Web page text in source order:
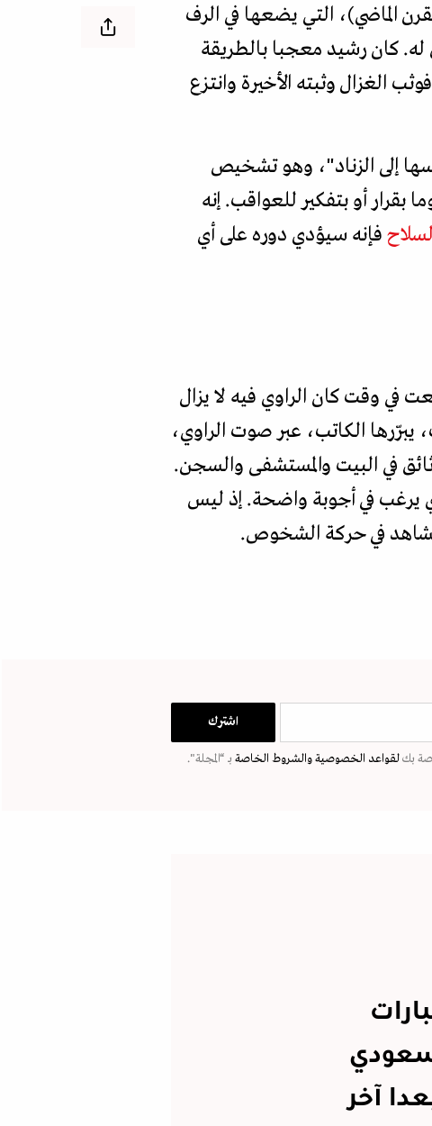
(حوالى منتصف ثمانينات القرن الماضي)، التي يضعها في الرف
كان رشيد معجبا بالطريقة
الغزال وثبته الأخيرة وانتزع
إلى الزناد"، وهو تشخيص
أو بتفكير للعواقب. إنه
فإنه سيؤدي دوره على أي
في وقت كان الراوي فيه لا يزال
الكاتب، عبر صوت الراوي،
في البيت والمستشفى والسجن.
يرغب في أجوبة واضحة. إذ ليس
في حركة الشخوص.
بكلقواعد الخصوصيةوالشروط الخاصة بـ “المجلة".
آخر